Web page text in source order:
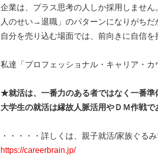
企業は、プラス思考の人しか採用しませ
人のせい→退職」のパターンになりがちだ
自分を売り込む場面では、前向きに自信を
私達「プロフェッショナル・キャリア・
★就活は、一番力のある者ではなく一番準
大学生の就活は縁故人脈活用やＤＭ作戦
・・・・・詳しくは、親子就活/家族ぐる
https://careerbrain.jp/